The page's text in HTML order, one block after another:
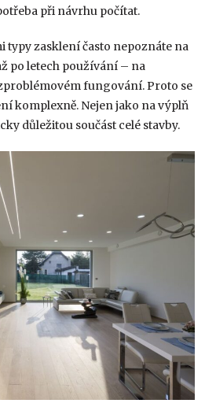
při návrhu počítat.
typy zasklení často nepoznáte na
po letech používání – na
fungování. Proto se
komplexně. Nejen jako na výplň
důležitou součást celé stavby.